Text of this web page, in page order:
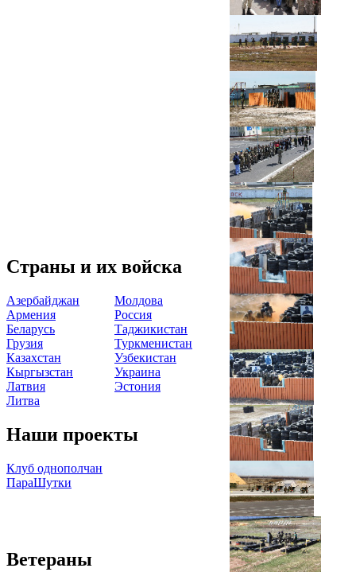
Страны и их войска
Азербайджан
Армения
Беларусь
Грузия
Казахстан
Кыргызстан
Латвия
Литва
Молдова
Россия
Таджикистан
Туркменистан
Узбекистан
Украина
Эстония
Наши проекты
Клуб однополчан
ПараШутки
Ветераны